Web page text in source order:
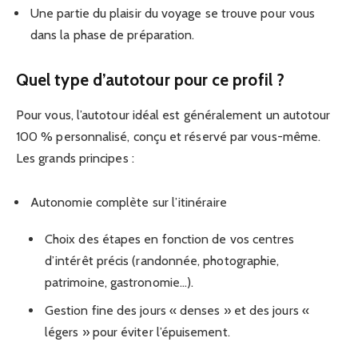
Une partie du plaisir du voyage se trouve pour vous
dans la phase de préparation.
Quel type d’autotour pour ce profil ?
Pour vous, l’autotour idéal est généralement un autotour
100 % personnalisé, conçu et réservé par vous-même.
Les grands principes :
Autonomie complète sur l’itinéraire
Choix des étapes en fonction de vos centres
d’intérêt précis (randonnée, photographie,
patrimoine, gastronomie…).
Gestion fine des jours « denses » et des jours «
légers » pour éviter l’épuisement.